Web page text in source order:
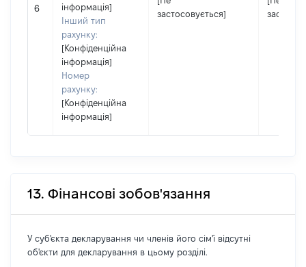
6
інформація]
Інший тип
рахунку:
[Конфіденційна
інформація]
Номер
рахунку:
[Конфіденційна
інформація]
застосовується]
13. Фінансові зобов'язання
У суб'єкта декларування чи членів його сім'ї відсутні
об'єкти для декларування в цьому розділі.